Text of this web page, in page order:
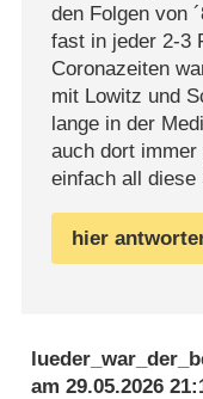
den Folgen von
fast in jeder 2-3
Coronazeiten
mit Lowitz und
lange in der
auch dort
einfach all diese
hier
am29.05.2026